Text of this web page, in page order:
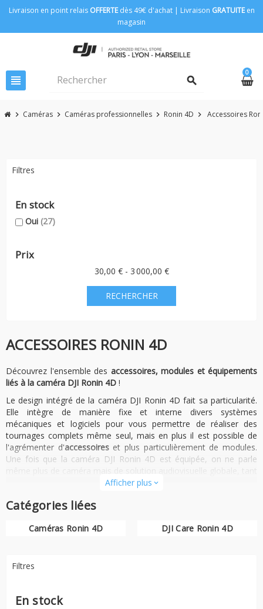
Livraison en point relais OFFERTEdès 49€ d'achat | Livraison GRATUITEen
magasin
view_headline search
0
chevron_right Caméras chevron_right Caméras professionnelles chevron_right Ronin 4D chevron_right Accessoires
Filtres
En stock
Oui (27)
Prix
30,00 € - 3 000,00 €
ACCESSOIRES RONIN 4D
Découvrez l'ensemble des accessoires, modules et équipements
liés à la caméra DJI Ronin 4D !
Le design intégré de la caméra DJI Ronin 4D fait sa particularité.
Elle intègre de manière fixe et interne divers systèmes
mécaniques et logiciels pour vous permettre de réaliser des
tournages complets même seul, mais en plus il est possible de
l'agrémenter d'accessoireset plus particulièrement de modules.
Une fois que la caméra DJI Ronin 4D est équipée, on ne parle
la polyvalence de la caméra est élevé. Il sera possible de réaliser
incroyables, avec la seule force de la caméra et de ses modules.
Accédez au niveau supérieur en équipant votre caméra DJI Ronin
4D d'outils les plus performants les uns que les autres, en utilisant
Afficher plus expand_more
Catégories liées
Caméras Ronin 4D DJI Care Ronin 4D
Filtres
En stock